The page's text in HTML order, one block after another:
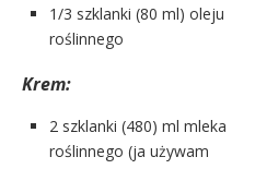
1/3 szklanki (80 ml) oleju
roślinnego
Krem:
2 szklanki (480) ml mleka
roślinnego (ja używam